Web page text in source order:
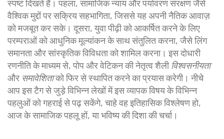
स्पष्ट दिखते हैं। पहला, सामाजिक न्याय और पर्यावरण संरक्षण जैसे
वैश्विक मुद्दों पर सक्रिय सहभागिता, जिससे यह अपनी नैतिक आवाज़
को मजबूत कर सके। दूसरा, युवा पीढ़ी को आकर्षित करने के लिए
परम्पराओं को आधुनिक मूल्यांकन के साथ संतुलित करना, जैसे लिंग
समानता और सांस्कृतिक विविधता को शामिल करना। इस दोधारी
रणनीति के माध्यम से, पोप और वेटिकन की नेतृत्व शैलीविश्वसनीयता
और समावेशिताको फिर से स्थापित करने का प्रयास करेगी। नीचे
आप इस टैग से जुड़े विभिन्न लेखों में इस व्यापक विषय के विभिन्न
पहलुओं को गहराई से पढ़ सकेंगे, चाहे वह इतिहासिक विश्लेषण हो,
आज के सामाजिक पहलू हों, या भविष्य की दिशा की चर्चा।